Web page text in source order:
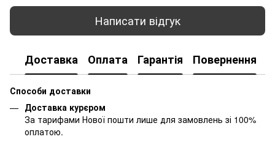
Написати відгук
Доставка Оплата Гарантія Повернення
Способи доставки
Доставка курєром
За тарифами Нової пошти лише для замовлень зі 100%
оплатою.